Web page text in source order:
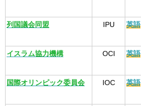
列国議会同盟 IPU 英語
イスラム協力機構 OCI 英語
国際オリンピック委員会 IOC 英語